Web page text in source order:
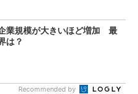
業規模が大きいほど増加 最
は？
Recommended by